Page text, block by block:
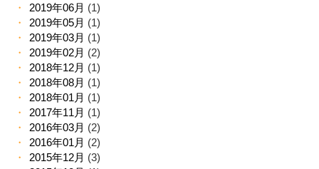
2019年06月 (1)
2019年05月 (1)
2019年03月 (1)
2019年02月 (2)
2018年12月 (1)
2018年08月 (1)
2018年01月 (1)
2017年11月 (1)
2016年03月 (2)
2016年01月 (2)
2015年12月 (3)